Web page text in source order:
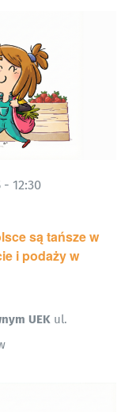
są tańsze w
i podaży w
- 12:30
UEK ul.